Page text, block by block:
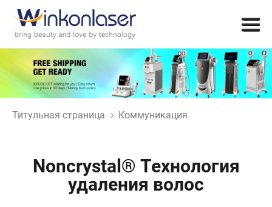
Титульная страница Коммуникация
Noncrystal® Технология
удаления волос